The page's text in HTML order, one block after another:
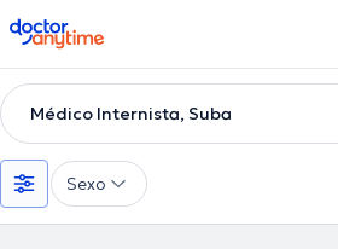
doctoranytime
Médico Internista, Suba
Sexo